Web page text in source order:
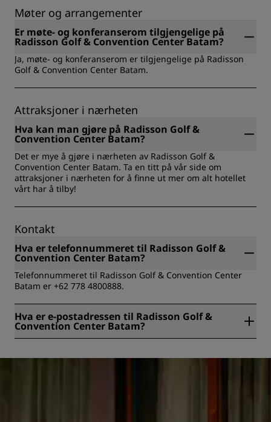
Center Batam inkluderer: Treningssenter, Golf,
Utendørsbasseng, Spa, Frokost, Kostnadsfri Wi-Fi,
Bagasjeoppbevaring, Møtefasiliteter, Matservering på
stedet, Romservice, Bærekraftige opphold, Sports
sikkerhetssertifisering, Insentivreiser, Reise for
statsansatte.
Møter og arrangementer
Er møte- og konferanserom tilgjengelige på
Radisson Golf & Convention Center Batam?
Ja, møte- og konferanserom er tilgjengelige på Radisson
Golf & Convention Center Batam.
Attraksjoner i nærheten
Hva kan man gjøre på Radisson Golf &
Convention Center Batam?
Det er mye å gjøre i nærheten av Radisson Golf &
Convention Center Batam. Ta en titt på vår side om
attraksjoner i nærheten for å finne ut mer om alt hotellet
vårt har å tilby!
Kontakt
Hva er telefonnummeret til Radisson Golf &
Convention Center Batam?
Telefonnummeret til Radisson Golf & Convention Center
Batam er +62 778 4800888.
Hva er e-postadressen til Radisson Golf &
Convention Center Batam?